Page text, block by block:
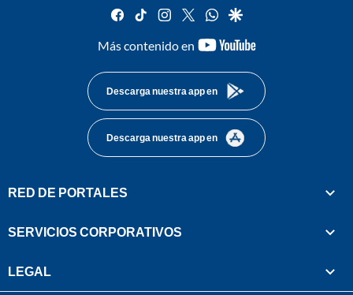
facebook
tiktok instagram
twitterwhatsapp
google
Más contenido en
youtube-
Descarga nuestra app en
Descarga nuestra app en
RED DE PORTALES
SERVICIOS CORPORATIVOS
LEGAL